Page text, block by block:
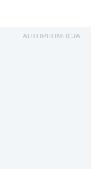
AUTOPROMOCJA